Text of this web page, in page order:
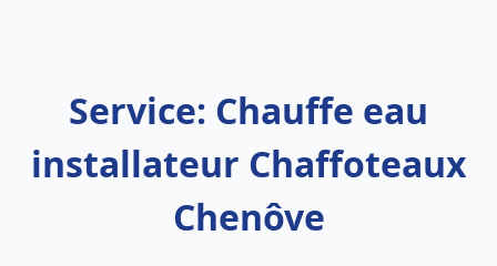
Service: Chauffe eau
installateur Chaffoteaux
Chenôve